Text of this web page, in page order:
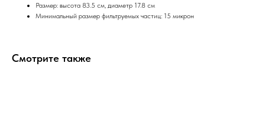
Размер: высота 83.5 см, диаметр 17.8 см
Минимальный размер фильтруемых частиц: 15 микрон
Смотрите также